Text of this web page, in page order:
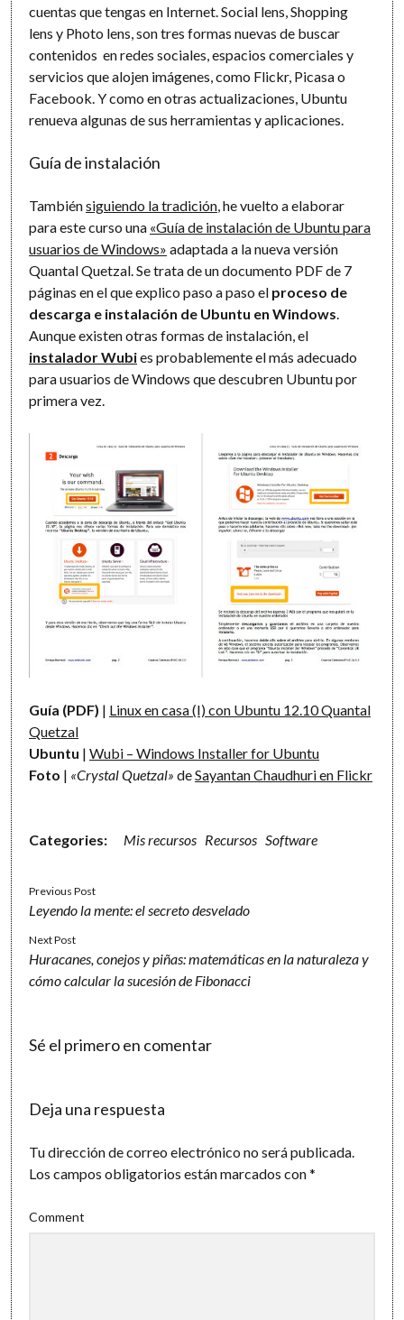
cuentas que tengas en Internet. Social lens, Shopping
lens y Photo lens, son tres formas nuevas de buscar
contenidos en redes sociales, espacios comerciales y
servicios que alojen imágenes, como Flickr, Picasa o
Facebook. Y como en otras actualizaciones, Ubuntu
renueva algunas de sus herramientas y aplicaciones.
Guía de instalación
Tambiénsiguiendo la tradición, he vuelto a elaborar
para este curso una «Guía de instalación de Ubuntu para
usuarios de Windows» adaptada a la nueva versión
Quantal Quetzal. Se trata de un documento PDF de 7
páginas en el que explico paso a paso el proceso de
descarga e instalación de Ubuntu en Windows.
Aunque existen otras formas de instalación, el
instalador Wubies probablemente el más adecuado
para usuarios de Windows que descubren Ubuntu por
primera vez.
Guía (PDF) | Linux en casa (I) con Ubuntu 12.10 Quantal
Quetzal
Ubuntu |Wubi – Windows Installer for Ubuntu
Foto | «Crystal Quetzal» deSayantan Chaudhuri en Flickr
Categories: Mis recursos Recursos Software
Previous Post
Leyendo la mente: el secreto desvelado
Next Post
Huracanes, conejos y piñas: matemáticas en la naturaleza y
cómo calcular la sucesión de Fibonacci
Sé el primero en comentar
Deja una respuesta
Tu dirección de correo electrónico no será publicada.
Los campos obligatorios están marcados con*
Comment